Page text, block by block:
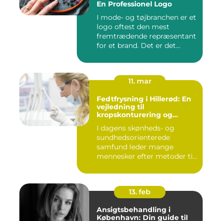
En Professionel Logo
I mode- og tøjbranchen er et
logo oftest den mest
fremtrædende repræsentant
for et brand. Det er det...
11. mar
Fedtfrysning i Hillerød: En
vejledning til
kropskonturering og
I dagens skønheds- og
sundhedsorienterede
samfund leder mange
mennesker efter metoder til
13. feb
Ansigtsbehandling i
København: Din guide til